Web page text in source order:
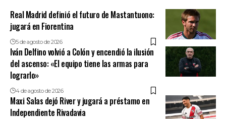
Real Madrid definió el futuro de Mastantuono:
jugará en Fiorentina
5 de agosto de 2026
Iván Delfino volvió a Colón y encendió la ilusión
del ascenso: «El equipo tiene las armas para
lograrlo»
4 de agosto de 2026
Maxi Salas dejó River y jugará a préstamo en
Independiente Rivadavia